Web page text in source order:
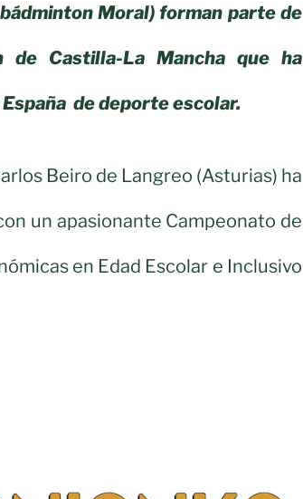
Moral) forman parte de
de Castilla-La Mancha que ha
de deporte escolar.
Beiro de Langreo (Asturias) ha
un apasionante Campeonato de
en Edad Escolar e Inclusivo